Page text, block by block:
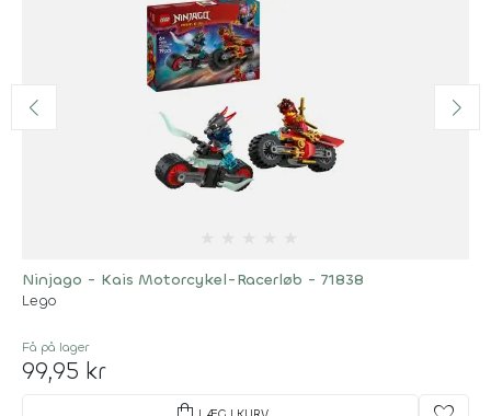
Ninjago - Kais Motorcykel-Racerløb - 71838
Lego
Få på lager
99,95 kr